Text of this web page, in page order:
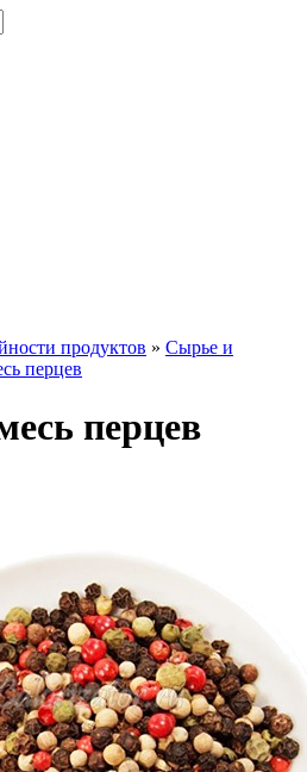
продуктов » Сырье и
перцев
перцев